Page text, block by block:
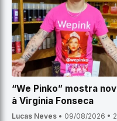
“We Pinko” mostra
à Virginia Fonseca
Lucas Neves • 09/08/2026 •